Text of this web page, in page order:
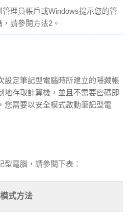
管理員帳戶或Windows提示您的管
請參閱方法2。
設定筆記型電腦時所建立的隱藏帳
地存取計算機，並且不需要密碼即
您需要以安全模式啟動筆記型電
電腦，請參閱下表：
式方法